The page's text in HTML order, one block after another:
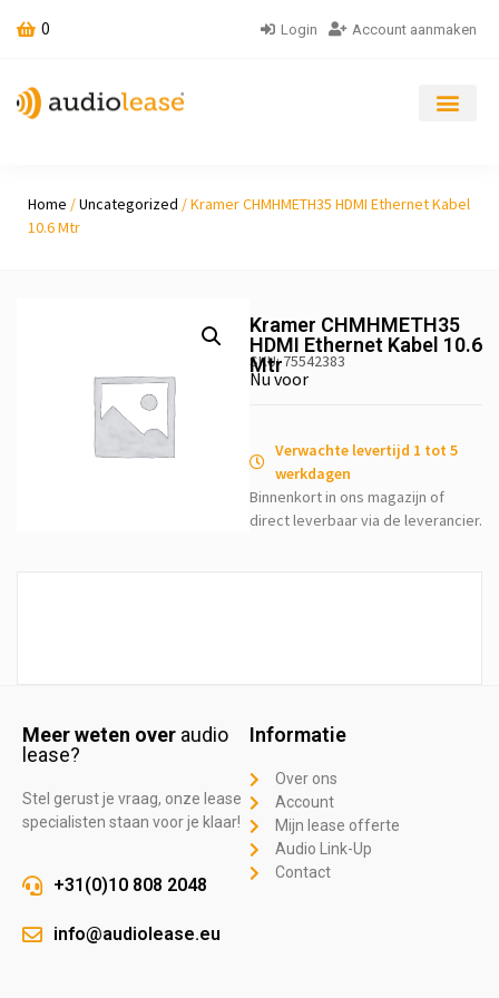
0 Login Account aanmaken
Home /Uncategorized / Kramer CHMHMETH35 HDMI Ethernet Kabel
10.6 Mtr
Kramer CHMHMETH35
HDMI Ethernet Kabel 10.6
Mtr
SKU: 75542383
Nu voor
Verwachte levertijd 1 tot 5
werkdagen
Binnenkort in ons magazijn of
direct leverbaar via de leverancier.
Meer weten over audio
lease?
Stel gerust je vraag, onze lease
specialisten staan voor je klaar!
+31(0)10 808 2048
info@audiolease.eu
Informatie
Over ons
Account
Mijn lease offerte
Audio Link-Up
Contact